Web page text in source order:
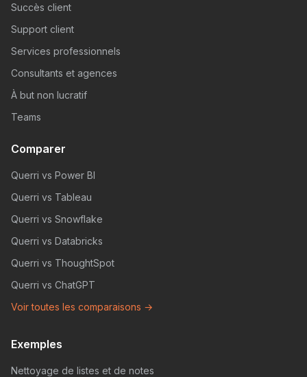
Succès client
Support client
Services professionnels
Consultants et agences
À but non lucratif
Teams
Comparer
Querri vs Power BI
Querri vs Tableau
Querri vs Snowflake
Querri vs Databricks
Querri vs ThoughtSpot
Querri vs ChatGPT
Voir toutes les comparaisons →
Exemples
Nettoyage de listes et de notes